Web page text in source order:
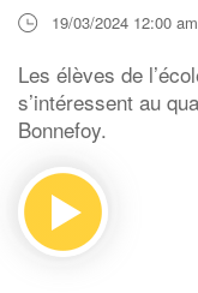
19/03/2024 12:00 am
Les élèves de
s’intéressent au
Bonnefoy.